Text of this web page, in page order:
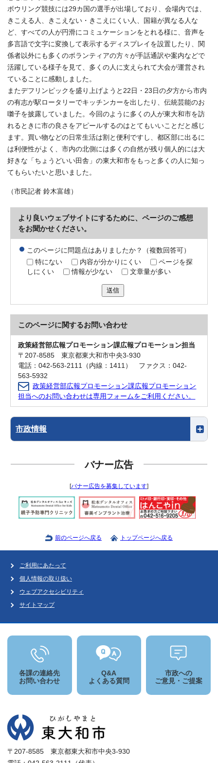
ボウリング競技には29カ国の選手が出場しており、会場内では、
きこえる人、きこえない・きこえにくい人、国籍が異なる人な
ど、すべての人が円滑にコミュケーションをとれる様に、音声を
多言語で文字に変換して表示するディスプレイを設置したり、関
係者以外にも多くのボランティアの方々が手話通訳や案内などで
活躍している様子を見て、多くの人に支えられて大会が運営され
ていることに感動しました。
またデフリンピックを盛り上げようと22日・23日の夕方から市内
の有志が駅ロータリーでキッチンカーを出したり、伝統芸能のお
囃子を披露していました。今回のように多くの人が東大和市を訪
れるときに市の良さをアピールするのはとてもいいことだと感じ
ます。買い物などの日常生活は割と便利ですし、都区部に出るに
は利便性がよく、市内の北側には多くの自然が残り個人的には大
好きな「ちょうどいい田舎」の東大和市をもっと多くの人に知っ
てもらいたいと思いました。
（市民記者 鈴木富雄）
より良いウェブサイトにするために、ページのご感想
をお聞かせください。
このページに問題点はありましたか？（複数回答可）
特にない
内容が分かりにくい
ページを探
しにくい
情報が少ない 文章量が多い
送信
このページに関するお問い合わせ
政策経営部広報プロモーション課広報プロモーション担当
〒207-8585 東京都東大和市中央3-930
電話：042-563-2111（内線：1411） ファクス：042-
563-5932
政策経営部広報プロモーション課広報プロモーション
担当へのお問い合わせは専用フォームをご利用ください。
市政情報
バナー広告
[バナー広告を募集しています]
前のページへ戻る トップページへ戻る
ご利用にあたって
個人情報の取り扱い
ウェブアクセシビリティ
サイトマップ
各課の連絡先
お問い合わせ
Q&A
よくある質問
市政への
ご意見・ご提案
〒207-8585 東京都東大和市中央3-930